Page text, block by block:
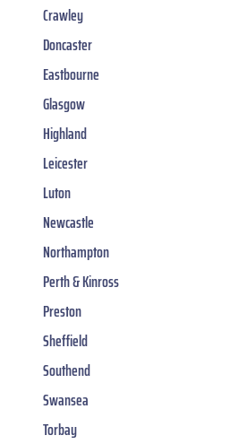
Crawley
Doncaster
Eastbourne
Glasgow
Highland
Leicester
Luton
Newcastle
Northampton
Perth & Kinross
Preston
Sheffield
Southend
Swansea
Torbay